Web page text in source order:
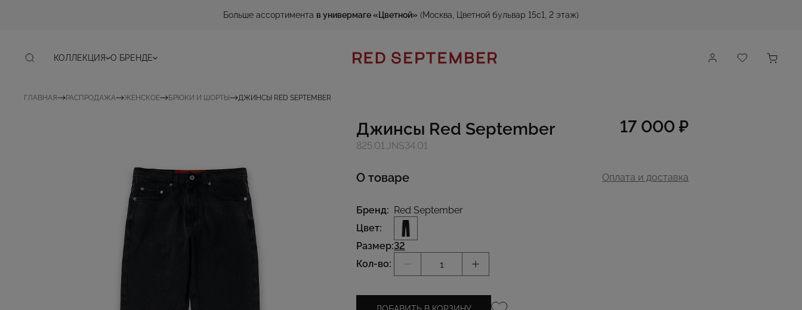
Больше ассортимента в универмаге «Цветной» (Москва, Цветной бульвар 15с1, 2 этаж)
КОЛЛЕКЦИЯ О БРЕНДЕ
ГЛАВНАЯ РАСПРОДАЖА ЖЕНСКОЕ БРЮКИ И ШОРТЫ ДЖИНСЫ RED SEPTEMBER
Джинсы Red September
825.01.JNS34.01
17 000 ₽
О товаре Оплата и доставка
Бренд: Red September
Цвет:
Размер:32
Кол-во: